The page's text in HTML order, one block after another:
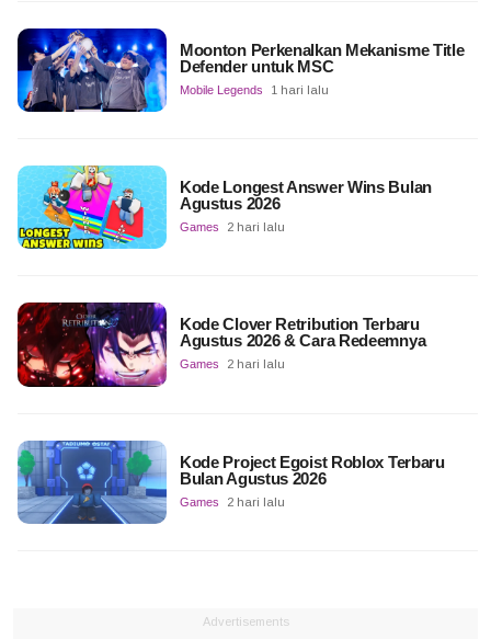
Moonton Perkenalkan Mekanisme Title
Defender untuk MSC
Mobile Legends 1 hari lalu
Kode Longest Answer Wins Bulan
Agustus 2026
Games 2 hari lalu
Kode Clover Retribution Terbaru
Agustus 2026 & Cara Redeemnya
Games 2 hari lalu
Kode Project Egoist Roblox Terbaru
Bulan Agustus 2026
Games 2 hari lalu
Advertisements